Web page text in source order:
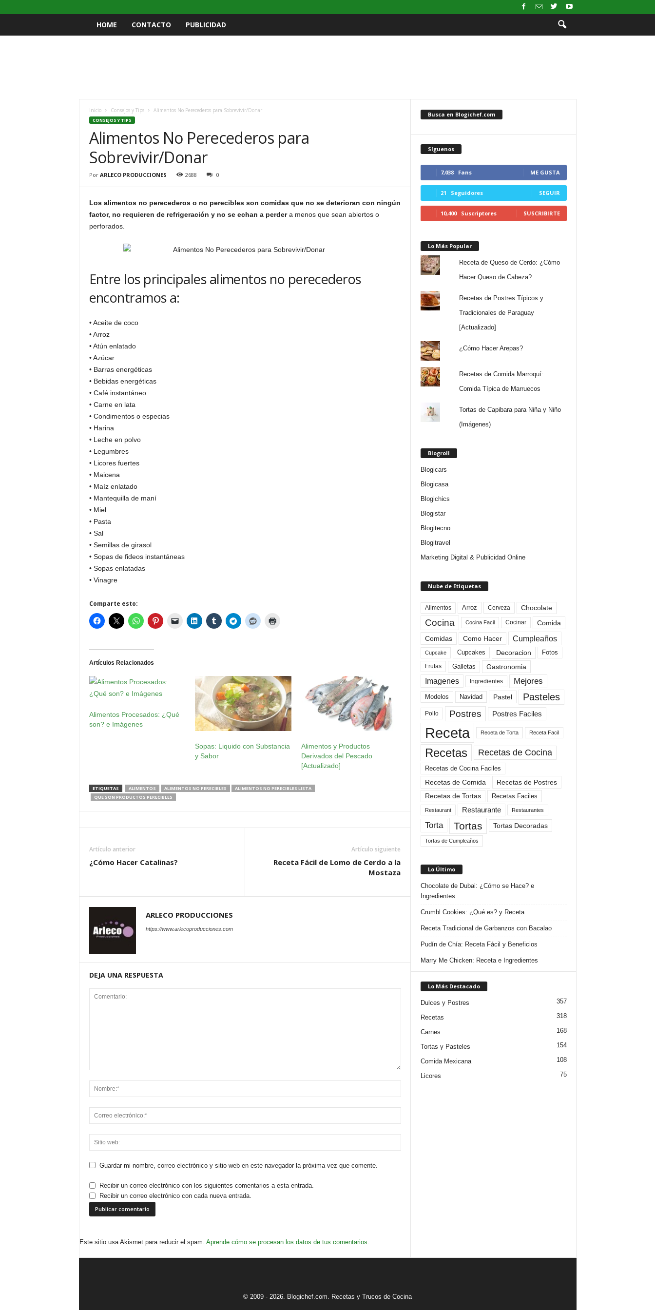
HOME CONTACTO PUBLICIDAD
Inicio Consejos y Tips Alimentos No Perecederos para Sobrevivir/Donar
CONSEJOS Y TIPS
Alimentos No Perecederos para
Sobrevivir/Donar
Por ARLECO PRODUCCIONES 2688 0
Los alimentos no perecederos o no perecibles son comidas que no se deterioran con ningún
factor, no requieren de refrigeración y no se echan a perdera menos que sean abiertos o
perforados.
Entre los principales alimentos no perecederos
encontramos a:
• Aceite de coco
• Arroz
• Atún enlatado
• Azúcar
• Barras energéticas
• Bebidas energéticas
• Café instantáneo
• Carne en lata
• Condimentos o especias
• Harina
• Leche en polvo
• Legumbres
• Licores fuertes
• Maicena
• Maíz enlatado
• Mantequilla de maní
• Miel
• Pasta
• Sal
• Semillas de girasol
• Sopas de fideos instantáneas
• Sopas enlatadas
• Vinagre
Comparte esto:
Artículos Relacionados
Alimentos Procesados: ¿Qué
son? e Imágenes
Sopas: Liquido con Substancia
y Sabor
Alimentos y Productos
Derivados del Pescado
[Actualizado]
ETIQUETAS ALIMENTOS ALIMENTOS NO PERECIBLES
ALIMENTOS NO PERECIBLES LISTA
QUE SON PRODUCTOS PERECIBLES
Artículo anterior
¿Cómo Hacer Catalinas?
Artículo siguiente
Receta Fácil de Lomo de Cerdo a la
Mostaza
ARLECO PRODUCCIONES
https://www.arlecoproducciones.com
DEJA UNA RESPUESTA
Guardar mi nombre, correo electrónico y sitio web en este navegador la próxima vez que comente.
Recibir un correo electrónico con los siguientes comentarios a esta entrada.
Recibir un correo electrónico con cada nueva entrada.
Este sitio usa Akismet para reducir el spam. Aprende cómo se procesan los datos de tus comentarios.
Busca en Blogichef.com
Síguenos
7,038 Fans ME GUSTA
21 Seguidores SEGUIR
10,400 Suscriptores SUSCRIBIRTE
Lo Más Popular
Receta de Queso de Cerdo: ¿Cómo
Hacer Queso de Cabeza?
Recetas de Postres Típicos y
Tradicionales de Paraguay
[Actualizado]
¿Cómo Hacer Arepas?
Recetas de Comida Marroquí:
Comida Típica de Marruecos
Tortas de Capibara para Niña y Niño
(Imágenes)
Blogroll
Blogicars
Blogicasa
Blogichics
Blogistar
Blogitecno
Blogitravel
Marketing Digital & Publicidad Online
Nube de Etiquetas
Alimentos Arroz Cerveza Chocolate
Cocina Cocina Facil Cocinar
Comida
Comidas
Como Hacer Cumpleaños
Cupcake Cupcakes Decoracion Fotos
Frutas Galletas Gastronomia
Imagenes Ingredientes Mejores
Modelos Navidad Pastel Pasteles
Pollo Postres Postres Faciles
Receta Receta de Torta Receta Facil
Recetas Recetas de Cocina
Recetas de Cocina Faciles
Recetas de Comida
Recetas de Postres
Recetas de Tortas
Recetas Faciles
Restaurant Restaurante Restaurantes
Torta Tortas Tortas Decoradas
Tortas de Cumpleaños
Lo Último
Chocolate de Dubai: ¿Cómo se Hace? e
Ingredientes
Crumbl Cookies: ¿Qué es? y Receta
Receta Tradicional de Garbanzos con Bacalao
Pudín de Chía: Receta Fácil y Beneficios
Marry Me Chicken: Receta e Ingredientes
Lo Más Destacado
Dulces y Postres 357
Recetas 318
Carnes 168
Tortas y Pasteles 154
Comida Mexicana 108
Licores 75
© 2009 - 2026. Blogichef.com. Recetas y Trucos de Cocina